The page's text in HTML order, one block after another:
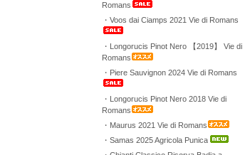
Romans
・Voos dai Ciamps 2021 Vie di Romans
・Longorucis Pinot Nero 【2019】 Vie di
Romans
・Piere Sauvignon 2024 Vie di Romans
・Longorucis Pinot Nero 2018 Vie di
Romans
・Maurus 2021 Vie di Romans
・Samas 2025 Agricola Punica